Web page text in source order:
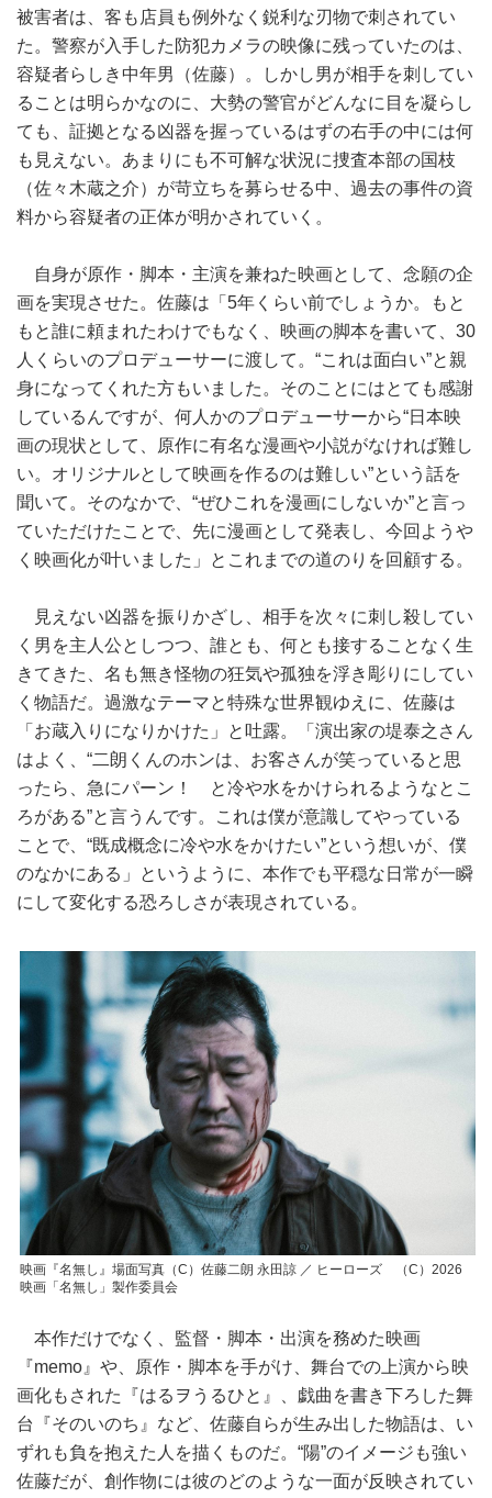
被害者は、客も店員も例外なく鋭利な刃物で刺されてい
た。警察が入手した防犯カメラの映像に残っていたのは、
容疑者らしき中年男（佐藤）。しかし男が相手を刺してい
ることは明らかなのに、大勢の警官がどんなに目を凝らし
ても、証拠となる凶器を握っているはずの右手の中には何
も見えない。あまりにも不可解な状況に捜査本部の国枝
（佐々木蔵之介）が苛立ちを募らせる中、過去の事件の資
料から容疑者の正体が明かされていく。
自身が原作・脚本・主演を兼ねた映画として、念願の企
画を実現させた。佐藤は「5年くらい前でしょうか。もと
もと誰に頼まれたわけでもなく、映画の脚本を書いて、30
人くらいのプロデューサーに渡して。“これは面白い”と親
身になってくれた方もいました。そのことにはとても感謝
しているんですが、何人かのプロデューサーから“日本映
画の現状として、原作に有名な漫画や小説がなければ難し
い。オリジナルとして映画を作るのは難しい”という話を
聞いて。そのなかで、“ぜひこれを漫画にしないか”と言っ
ていただけたことで、先に漫画として発表し、今回ようや
く映画化が叶いました」とこれまでの道のりを回顧する。
見えない凶器を振りかざし、相手を次々に刺し殺してい
く男を主人公としつつ、誰とも、何とも接することなく生
きてきた、名も無き怪物の狂気や孤独を浮き彫りにしてい
く物語だ。過激なテーマと特殊な世界観ゆえに、佐藤は
「お蔵入りになりかけた」と吐露。「演出家の堤泰之さん
はよく、“二朗くんのホンは、お客さんが笑っていると思
ったら、急にパーン！ と冷や水をかけられるようなとこ
ろがある”と言うんです。これは僕が意識してやっている
ことで、“既成概念に冷や水をかけたい”という想いが、僕
のなかにある」というように、本作でも平穏な日常が一瞬
にして変化する恐ろしさが表現されている。
映画『名無し』場面写真（C）佐藤二朗 永田諒 ／ ヒーローズ （C）2026
映画「名無し」製作委員会
本作だけでなく、監督・脚本・出演を務めた映画
『memo』や、原作・脚本を手がけ、舞台での上演から映
画化もされた『はるヲうるひと』、戯曲を書き下ろした舞
台『そのいのち』など、佐藤自らが生み出した物語は、い
ずれも負を抱えた人を描くものだ。“陽”のイメージも強い
佐藤だが、創作物には彼のどのような一面が反映されてい